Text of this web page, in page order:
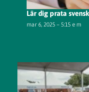
Lär dig prata
mar 6, 2025 – 5:15 e m